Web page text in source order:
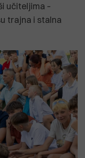
učiteljima –
trajna i stalna